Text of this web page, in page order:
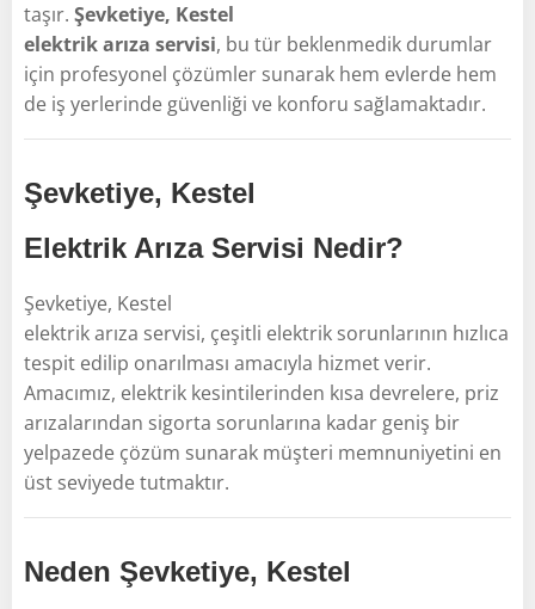
taşır. Şevketiye, Kestel
elektrik arıza servisi, bu tür beklenmedik durumlar
için profesyonel çözümler sunarak hem evlerde hem
de iş yerlerinde güvenliği ve konforu sağlamaktadır.
Şevketiye, Kestel
Elektrik Arıza Servisi Nedir?
Şevketiye, Kestel
elektrik arıza servisi, çeşitli elektrik sorunlarının hızlıca
tespit edilip onarılması amacıyla hizmet verir.
Amacımız, elektrik kesintilerinden kısa devrelere, priz
arızalarından sigorta sorunlarına kadar geniş bir
yelpazede çözüm sunarak müşteri memnuniyetini en
üst seviyede tutmaktır.
Neden Şevketiye, Kestel